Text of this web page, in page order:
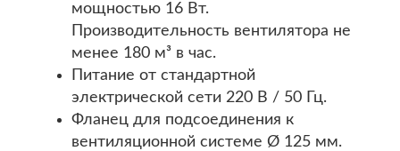
мощностью 16 Вт.
Производительность вентилятора не
менее 180 м³ в час.
Питание от стандартной
электрической сети 220 В / 50 Гц.
Фланец для подсоединения к
вентиляционной системе Ø 125 мм.